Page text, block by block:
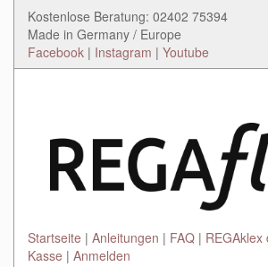
Kostenlose Beratung: 02402 75394
Made in Germany / Europe
Facebook | Instagram | Youtube
Startseite Anleitungen FAQ REGAklex
Kasse
Anmelden